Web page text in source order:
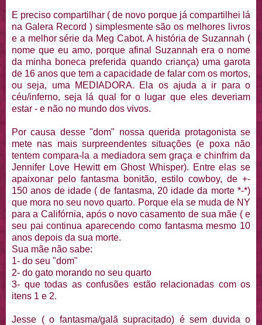
E preciso compartilhar ( de novo porque já compartilhei lá
na Galera Record ) simplesmente são os melhores livros
e a melhor série da Meg Cabot. A história de Suzannah (
nome que eu amo, porque afinal Suzannah era o nome
da minha boneca preferida quando criança) uma garota
de 16 anos que tem a capacidade de falar com os mortos,
ou seja, uma MEDIADORA. Ela os ajuda a ir para o
céu/inferno, seja lá qual for o lugar que eles deveriam
estar - e não no mundo dos vivos.
Por causa desse "dom" nossa querida protagonista se
mete nas mais surpreendentes situações (e poxa não
tentem compara-la a mediadora sem graça e chinfrim da
Jennifer Love Hewitt em Ghost Whisper). Entre elas se
apaixonar pelo fantasma bonitão, estilo cowboy, de +-
150 anos de idade ( de fantasma, 20 idade da morte *-*)
que mora no seu novo quarto. Porque ela se muda de NY
para a Califórnia, após o novo casamento de sua mãe ( e
seu pai continua aparecendo como fantasma mesmo 10
anos depois da sua morte.
Sua mãe não sabe:
1- do seu "dom"
2- do gato morando no seu quarto
3- que todas as confusões estão relacionadas com os
itens 1 e 2.
Jesse ( o fantasma/galã supracitado) é sem duvida o